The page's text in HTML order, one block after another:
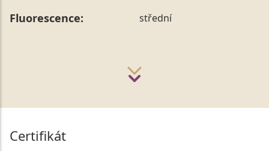
Fluorescence: střední
Certifikát